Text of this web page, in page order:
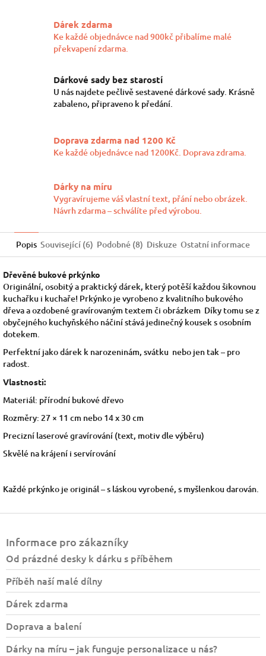
Dárek zdarma
Ke každé objednávce nad 900kč přibalíme malé
překvapení zdarma.
Dárkové sady bez starostí
U nás najdete pečlivě sestavené dárkové sady. Krásně
zabaleno, připraveno k předání.
Doprava zdarma nad 1200 Kč
Ke každé objednávce nad 1200Kč. Doprava zdrama.
Dárky na míru
Vygravírujeme váš vlastní text, přání nebo obrázek.
Návrh zdarma – schválíte před výrobou.
Popis Související (6) Podobné (8) Diskuze Ostatní informace
Dřevěné bukové prkýnko
Originální, osobitý a praktický dárek, který potěší každou šikovnou
kuchařku i kuchaře! Prkýnko je vyrobeno z kvalitního bukového
dřeva a ozdobené gravírovaným textem či obrázkem Díky tomu se z
obyčejného kuchyňského náčiní stává jedinečný kousek s osobním
dotekem.
Perfektní jako dárek k narozeninám, svátku nebo jen tak – pro
radost.
Vlastnosti:
Materiál: přírodní bukové dřevo
Rozměry: 27 × 11 cm nebo 14 x 30 cm
Precizní laserové gravírování (text, motiv dle výběru)
Skvělé na krájení i servírování
Každé prkýnko je originál – s láskou vyrobené, s myšlenkou darován.
Informace pro zákazníky
Od prázdné desky k dárku s příběhem
Příběh naší malé dílny
Dárek zdarma
Doprava a balení
Dárky na míru – jak funguje personalizace u nás?